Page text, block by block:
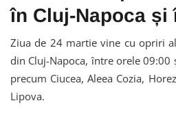
în Cluj-Napoca și
Ziua de 24 martie vine cu opriri
din Cluj-Napoca, între orele 09:00
precum Ciucea, Aleea Cozia,
Lipova.